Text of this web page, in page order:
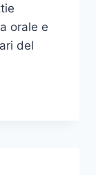
orale e
del